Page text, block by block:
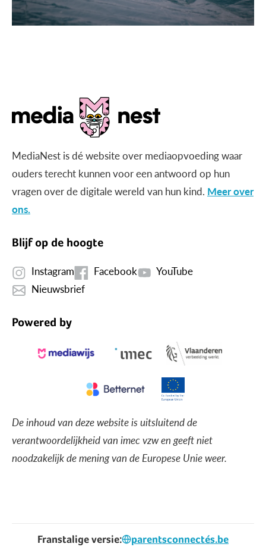
MediaNest is dé website over mediaopvoeding waar
ouders terecht kunnen voor een antwoord op hun
vragen over de digitale wereld van hun kind. Meer over
ons.
Blijf op de hoogte
Instagram Facebook
YouTube
Nieuwsbrief
Powered by
De inhoud van deze website is uitsluitend de
verantwoordelijkheid van imec vzw en geeft niet
noodzakelijk de mening van de Europese Unie weer.
Franstalige versie: parentsconnectés.be